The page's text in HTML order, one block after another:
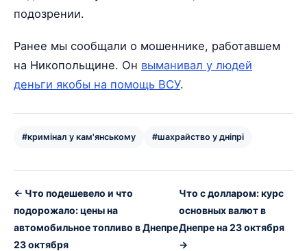
подозрении.
Ранее мы сообщали о мошеннике, работавшем
на Никопольщине. Он выманивал у людей
деньги якобы на помощь ВСУ.
#кримінал у кам'янському #шахрайство у дніпрі
← Что подешевело и что
подорожало: цены на
автомобильное топливо в Днепре
23 октября
Что с долларом: курс
основных валют в
Днепре на 23 октября
→